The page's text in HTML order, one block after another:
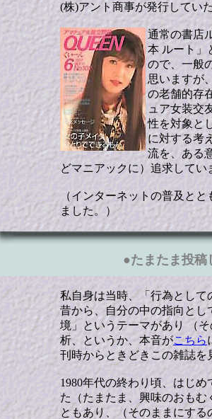
(株)アント商事が発行してい
通常の書店
本 ルート
ので、一般
思いますが
の老舗的存
ュア女装交
性を対象と
に対する考
流を、ある
どマニアックに）追求してい
（インターネットの普及とと
ました。）
●たまたま投稿
私自身は当時、「行為とし
昔から、自分の中の指向とし
境」というテーマがあり （
析、というか、本音がこちら
刊時からときどきこの雑誌を
1980年代の終わり頃、はじ
た（たまたま、興味のおも
ともあり、（そのままにす